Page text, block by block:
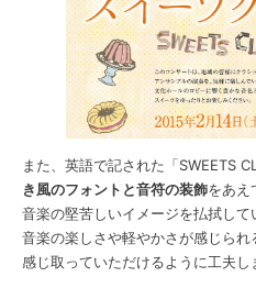
また、英語で記された「SWEETS
き風のフォントと音符の装飾をあえ
音楽の堅苦しいイメージを払拭して
音楽の楽しさや軽やかさが感じられ
感じ取っていただけるように工夫し